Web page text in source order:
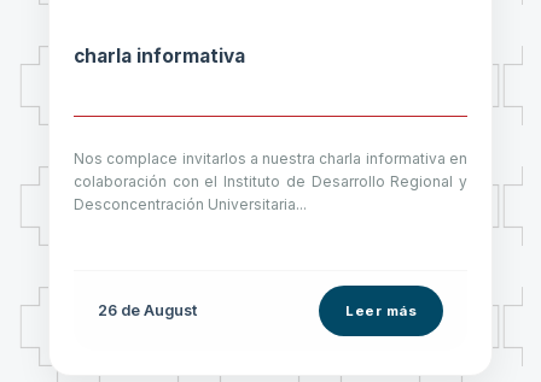
charla informativa
Nos complace invitarlos a nuestra charla informativa en
colaboración con el Instituto de Desarrollo Regional y
Desconcentración Universitaria...
26 de August Leer más